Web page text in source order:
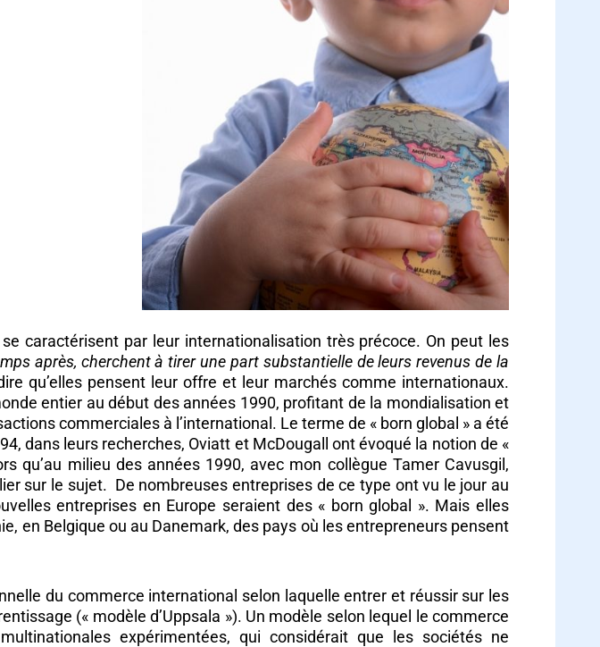
caractérisent par leur internationalisation très précoce. On peut les
après, cherchent à tirer une part substantielle de leurs revenus de la
dire qu’elles pensent leur offre et leur marchés comme internationaux.
entier au début des années 1990, profitant de la mondialisation et
commerciales à l’international. Le terme de « born global » a été
dans leurs recherches, Oviatt et McDougall ont évoqué la notion de «
qu’au milieu des années 1990, avec mon collègue Tamer Cavusgil,
sur le sujet. De nombreuses entreprises de ce type ont vu le jour au
entreprises en Europe seraient des « born global ». Mais elles
en Belgique ou au Danemark, des pays où les entrepreneurs pensent
du commerce international selon laquelle entrer et réussir sur les
(« modèle d’Uppsala »). Un modèle selon lequel le commerce
expérimentées, qui considérait que les sociétés ne